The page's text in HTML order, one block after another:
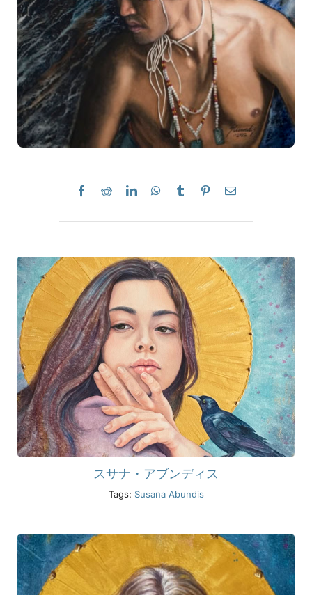
スサナ・アブンディス
Tags: Susana Abundis